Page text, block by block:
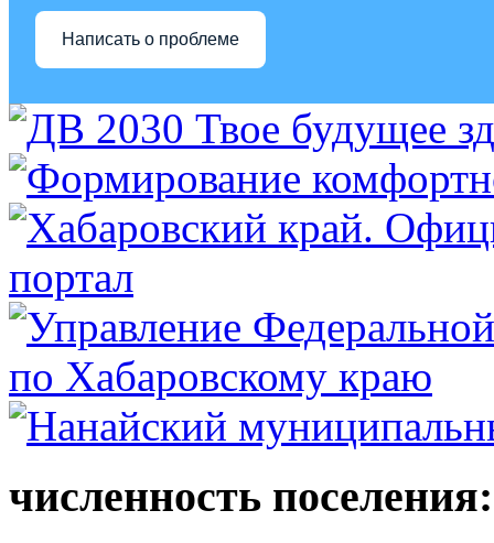
Написать о проблеме
численность поселения: